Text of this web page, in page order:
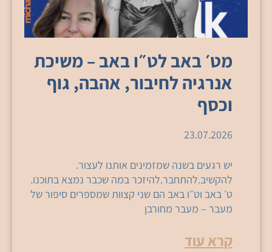
מט׳ באב לט״ו באב – משיכת
אנרגיה לחיבור, אהבה, גוף
וכסף
23.07.2026
יש רגעים בשנה שמזמינים אותנו לעצור.
להקשיב.להתחבר.להיזכר במה שכבר נמצא בתוכנו.
ט׳ באב וט״ו באב הם שני קצוות שמספרים סיפור של
מעבר – מעבר מחורבן
קרא עוד